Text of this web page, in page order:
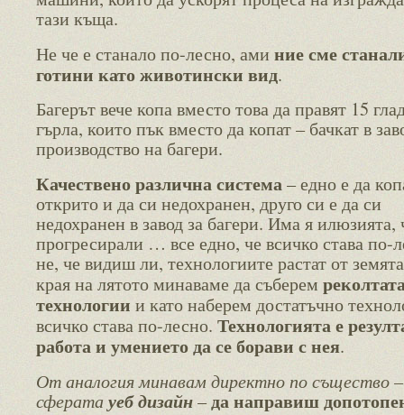
тази къща.
Не че е станало по-лесно, аминие сме
готини като животински вид.
Багерът вече копа вместо това да правят 15
гърла, които пък вместо да копат – бачкат в
производство на багери.
Качествено различна система– едно е да
открито и да си недохранен, друго си е да си
недохранен в завод за багери. Има я илюзията,
прогресирали … все едно, че всичко става по-
не, че видиш ли, технологиите растат от
края на лятото минаваме да съберем
технологии и като наберем достатъчно
всичко става по-лесно. Технологията е
работа и умението да се борави с нея.
От аналогия минавам директно по същество
сфератауеб дизайн–да направиш